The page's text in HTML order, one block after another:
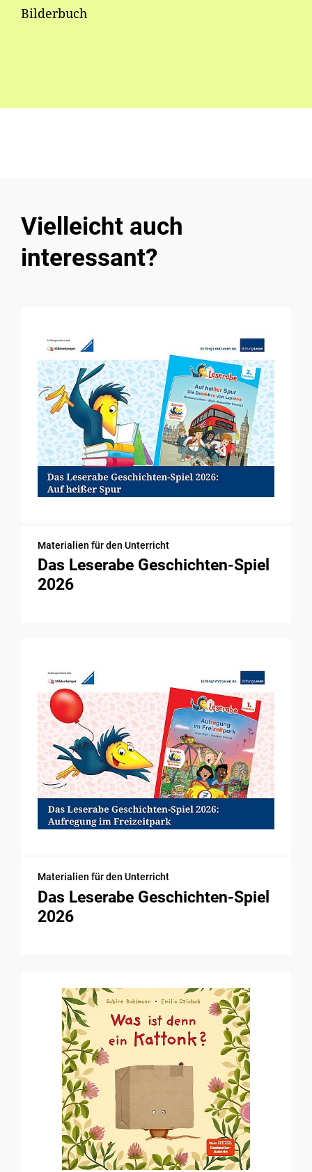
Bilderbuch
Vielleicht auch
interessant?
Materialien für den Unterricht
Das Leserabe Geschichten-Spiel
2026
Materialien für den Unterricht
Das Leserabe Geschichten-Spiel
2026